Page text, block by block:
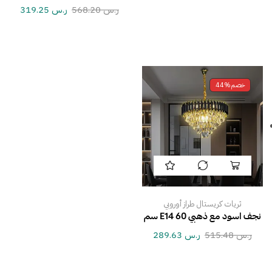
ر.س568.20 ر.س
خصم44%
ثريات كريستال طراز أوروبي
نجف اسود مع ذهبي E14 60 سم
ر.س515.48 ر.س